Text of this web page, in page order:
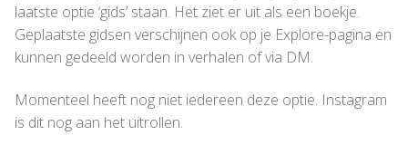
laatste optie ‘gids’ staan. Het ziet er uit als een boekje.
Geplaatste gidsen verschijnen ook op je Explore-pagina en
kunnen gedeeld worden in verhalen of via DM.
Momenteel heeft nog niet iedereen deze optie. Instagram
is dit nog aan het uitrollen.